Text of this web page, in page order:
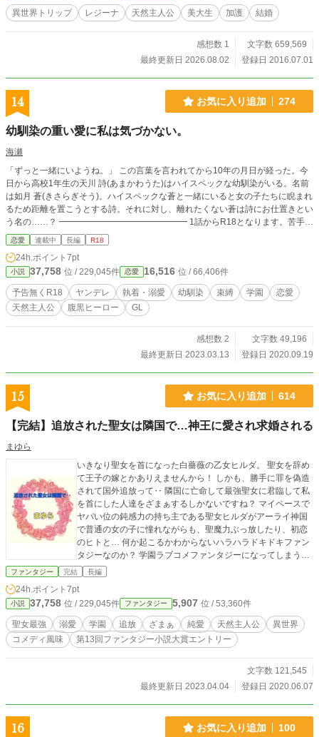
異世界トリップ レジーナ 天然主人公 美大生 加護 結婚
感想数 1
文字数 659,569
最終更新日 2026.08.02
登録日 2016.07.01
14 お気に入り追加 274
幼馴染の重い愛に私は気づかない。
海瀬
「ずっと一緒にいようね。」 この言葉を言われてから10年の月日が経った。今
日から高校1年生の天川 詩(あまかわうた)はハイスペックな幼馴染がいる。名前
は如月 蒼(きさらぎそう)。ハイスペックな蒼と一緒にいると女の子たちに睨まれ
るため距離を置こうとする詩。それに対し、離れたくない蒼は詩にお仕置きとい
う名の……？ ━━━━━━━━━━━━━━━ 1話からR18となります。苦手な
方はタグで判断してください。R18は予告無く入ります。
恋愛 連載中 長編 R18
24h.ポイント 7pt
小説 37,758 位 / 229,045件 恋愛 16,516 位 / 66,406件
予告無くR18 ヤンデレ 執着・溺愛 幼馴染 束縛 学園
恋愛
天然主人公
腹黒ヒーロー GL
感想数 2
文字数 49,196
最終更新日 2023.03.13
登録日 2020.09.19
15 お気に入り追加 614
【完結】追放された聖女は隣国で…神王に愛され求婚される
まゆら
いきなり聖女を首になった白薔薇の乙女ヒルダ。 聖女を辞め
て王子の嫁とかありえませんから！ しかも、勝手に罪を偽造
されて国外追放って‥ 隣国に亡命して最強聖女に君臨して私
を首にした人達をざまぁするしかないですね？ マイペースで
ヤバい位の鈍感力の持ち主である聖女ヒルダがアーライ神国
で普通の女の子に憧れながらも、聖魔力ぶっ放したり、初恋
のヒトと… 何か起こるかわからないハラハラドキドキファン
タジーなのか？ 学園ラブコメファンタジーになってしまうの
か？ 私、今日から魔王になります！とコラボ中です！ 新人魔
ファンタジー 完結 長編
24h.ポイント 7pt
小説 37,758 位 / 229,045件 ファンタジー 5,907 位 / 53,360件
聖女最強 溺愛 学園 追放 ざまぁ 純愛 天然主人公
異世界
コメディ風味
第13回ファンタジー小説大賞エントリー
文字数 121,545
最終更新日 2023.04.04
登録日 2020.06.07
16 お気に入り追加 100